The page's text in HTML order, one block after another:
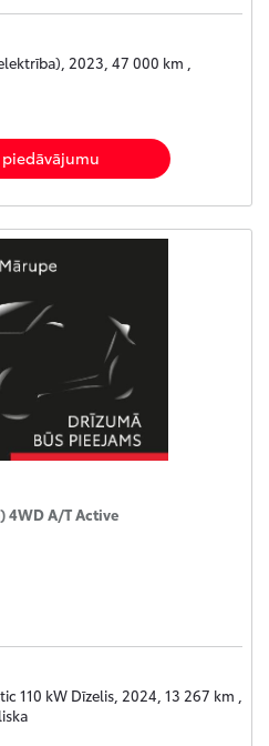
2023, 47 000 km ,
piedāvājumu
4WD A/T Active
110 kW Dīzelis, 2024, 13 267 km ,